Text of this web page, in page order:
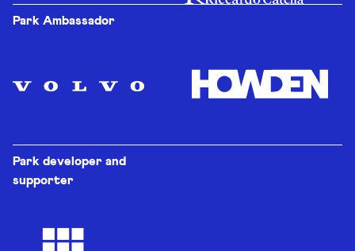
Park Ambassador
Park developer and
supporter